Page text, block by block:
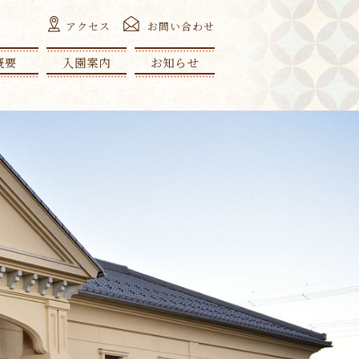
アクセス お問い合わせ
要 入園案内 お知らせ